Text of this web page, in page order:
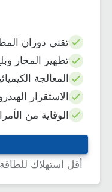
تقني دوران
تطهير المحار
المعالجة
الاستقرار
الوقاية من
أقل استهلاك